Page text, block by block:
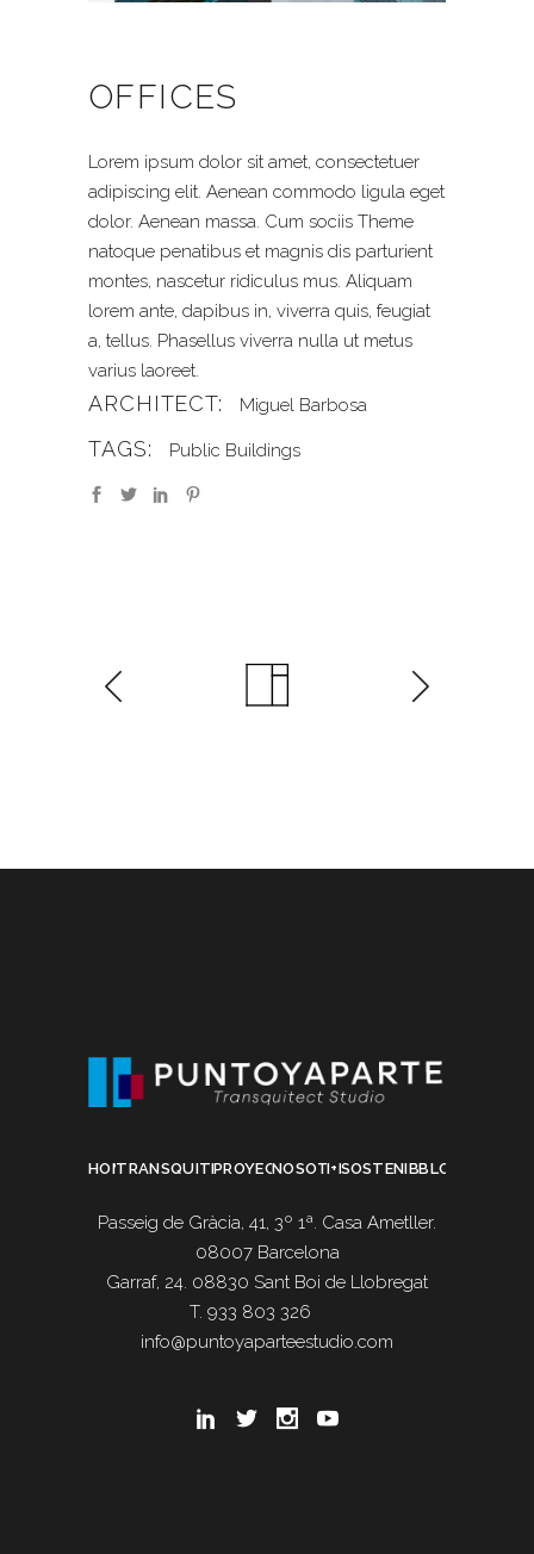
OFFICES
Lorem ipsum dolor sit amet, consectetuer
adipiscing elit. Aenean commodo ligula eget
dolor. Aenean massa. Cum sociis Theme
natoque penatibus et magnis dis parturient
montes, nascetur ridiculus mus. Aliquam
lorem ante, dapibus in, viverra quis, feugiat
a, tellus. Phasellus viverra nulla ut metus
varius laoreet.
ARCHITECT: Miguel Barbosa
TAGS: Public Buildings
HOMETRANSQUITECTURA
PROYECTOSNOSOTROS
I+DSOSTENIBILIDAD
BLOG
Passeig de Gràcia, 41, 3º 1ª. Casa Ametller.
08007 Barcelona
Garraf, 24. 08830 Sant Boi de Llobregat
T. 933 803 326
info@puntoyaparteestudio.com